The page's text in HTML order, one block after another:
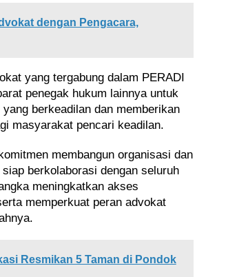
dengan Pengacara,
yang tergabung dalam PERADI
penegak hukum lainnya untuk
berkeadilan dan memberikan
masyarakat pencari keadilan.
membangun organisasi dan
berkolaborasi dengan seluruh
meningkatkan akses
memperkuat peran advokat
Resmikan 5 Taman di Pondok